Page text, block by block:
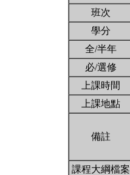
班次
學分
全/半年
必/選修
上課時間
上課地點
備註
課程大綱檔案